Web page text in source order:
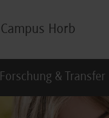
Campus Horb
Forschung & Transfer